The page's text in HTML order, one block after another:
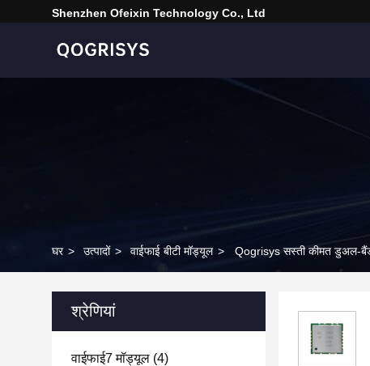
Shenzhen Ofeixin Technology Co., Ltd
घर > उत्पादों > वाईफाई बीटी मॉड्यूल > Qogrisys सस्ती कीमत डुअल-
श्रेणियां
वाईफाई7 मॉड्यूल (4)